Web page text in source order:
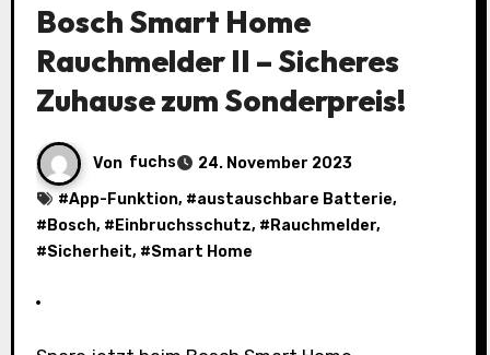
Bosch Smart Home
Rauchmelder II – Sicheres
Zuhause zum Sonderpreis!
Von fuchs
24. November 2023
#App-Funktion, #austauschbare Batterie,
# Bosch, # Einbruchsschutz, # Rauchmelder,
#Sicherheit, #Smart Home